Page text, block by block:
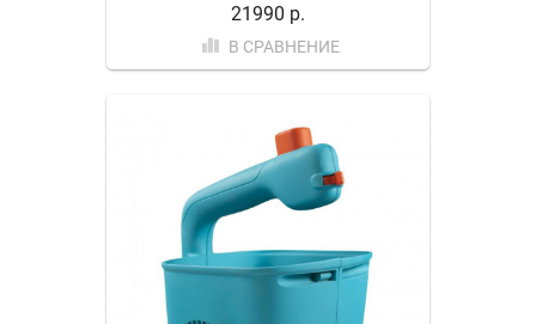
21990 р.
В СРАВНЕНИЕ